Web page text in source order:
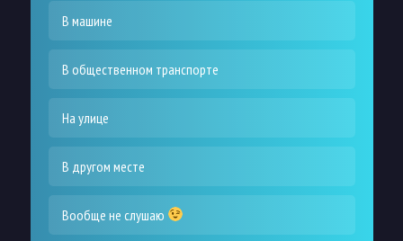
В машине
В общественном транспорте
На улице
В другом месте
Вообще не слушаю